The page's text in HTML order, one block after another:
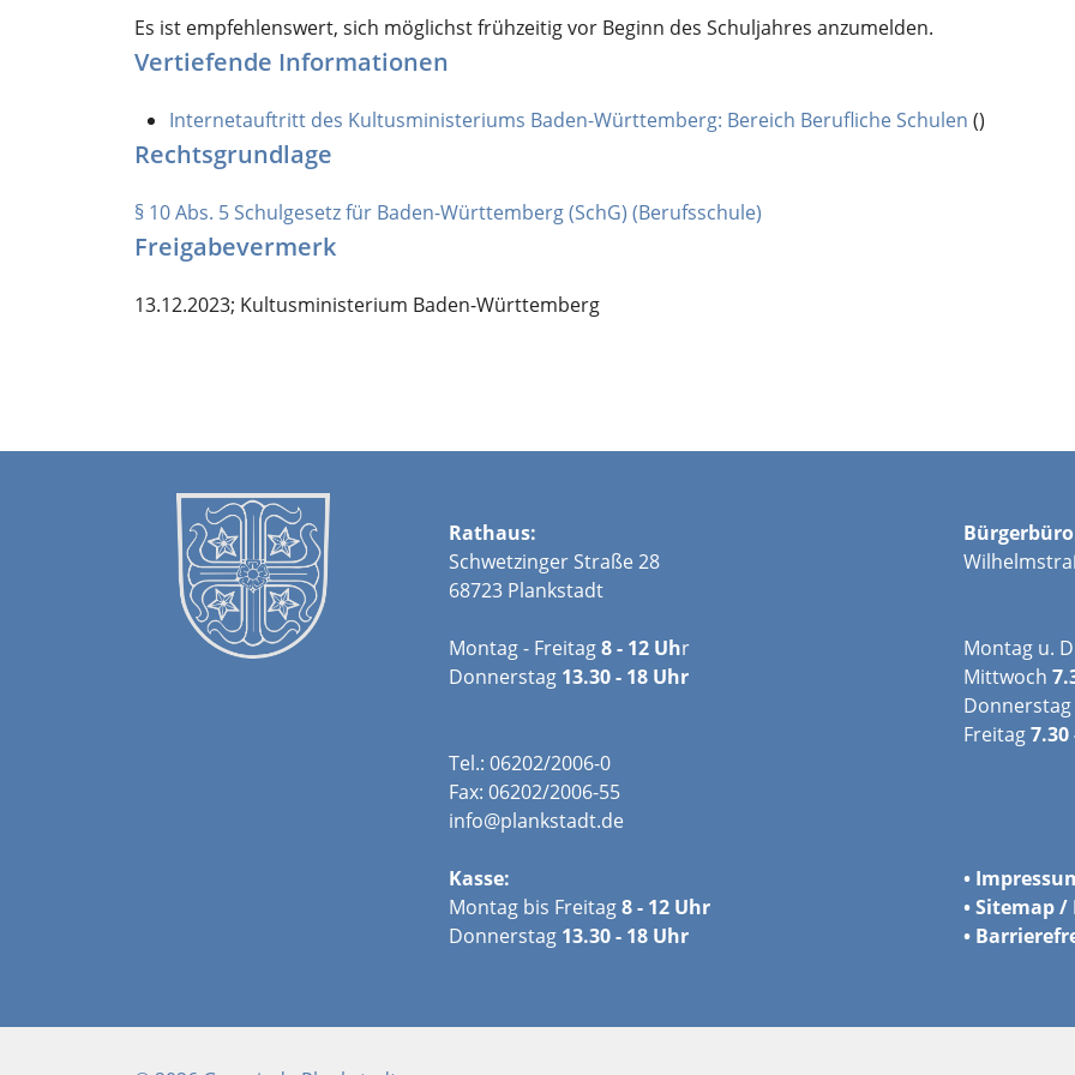
Es ist empfehlenswert, sich möglichst frühzeitig vor Beginn des Schuljahres anzumelden.
Vertiefende Informationen
Internetauftritt des Kultusministeriums Baden-Württemberg: Bereich Berufliche Schulen ()
Rechtsgrundlage
§ 10 Abs. 5 Schulgesetz für Baden-Württemberg (SchG) (Berufsschule)
Freigabevermerk
13.12.2023; Kultusministerium Baden-Württemberg
Rathaus:
Schwetzinger Straße 28
68723 Plankstadt
Montag - Freitag8 - 12 Uhr
Donnerstag 13.30 - 18 Uhr
Montag u.
Mittwoch
Donnerstag
Freitag7.30
Tel.: 06202/2006-0
Fax: 06202/2006-55
info@plankstadt.de
Kasse:
Montag bis Freitag8 - 12 Uhr
Donnerstag 13.30 - 18 Uhr
•
•Sitemap
•